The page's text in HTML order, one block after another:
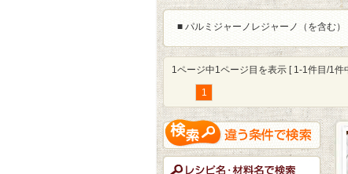
■ パルミジャーノレジャーノ（を含む）
1ページ中1ページ目を表示 [ 1-1件目/1件
1